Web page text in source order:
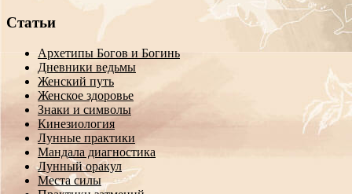
Статьи
Архетипы Богов и Богинь
Дневники ведьмы
Женский путь
Женское здоровье
Знаки и символы
Кинезиология
Лунные практики
Мандала диагностика
Лунный оракул
Места силы